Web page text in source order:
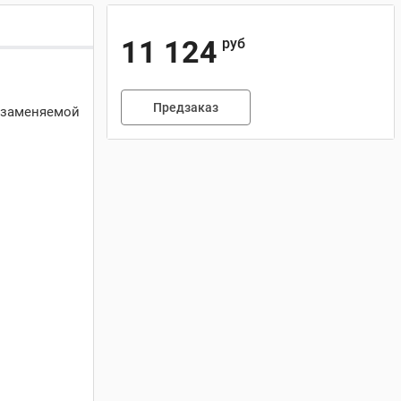
11 124 руб
Предзаказ